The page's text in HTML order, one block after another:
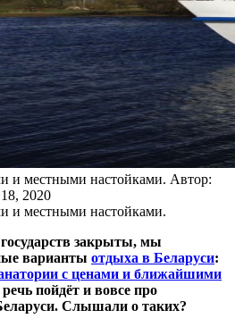
и местными настойками. Автор:
2020
и местными настойками.
закрыты, мы
варианты отдыха в Беларуси:
с ценами и ближайшими
речь пойдёт и вовсе про
Слышали о таких?